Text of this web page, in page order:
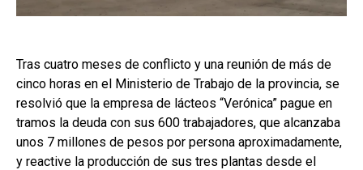
Tras cuatro meses de conflicto y una reunión de más de
cinco horas en el Ministerio de Trabajo de la provincia, se
resolvió que la empresa de lácteos “Verónica” pague en
tramos la deuda con sus 600 trabajadores, que alcanzaba
unos 7 millones de pesos por persona aproximadamente,
y reactive la producción de sus tres plantas desde el